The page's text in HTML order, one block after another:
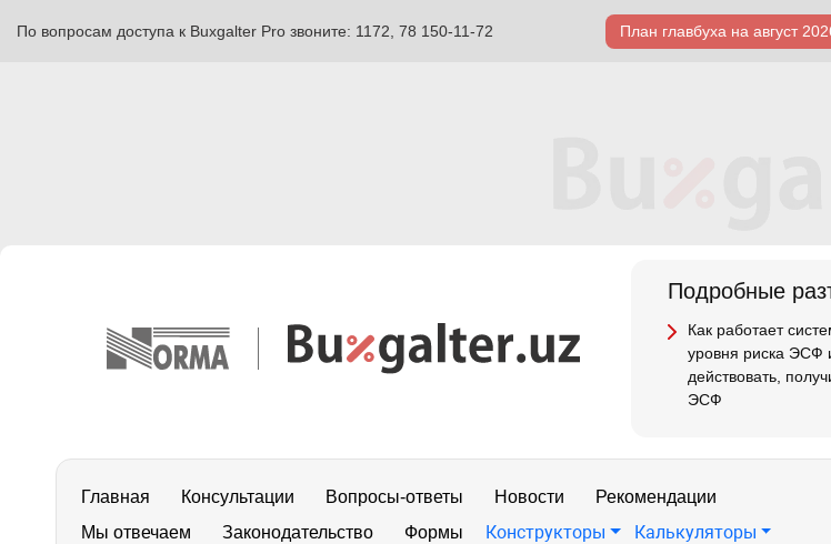
По вопросам доступа к Buxgalter Pro звоните: 1172, 78 150-11-72 План главбуха на август
Подробные
Как работает
уровня риска ЭСФ
действовать,
ЭСФ
Главная Консультации Вопросы-ответы Новости
Рекомендации
Мы отвечаем
Законодательство Формы Конструкторы Калькуляторы